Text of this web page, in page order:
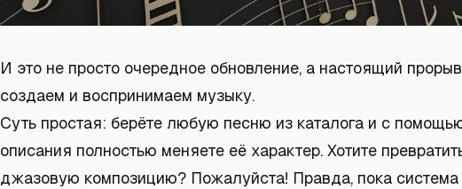
И это не просто очередное обновление, а настоящий
создаем и воспринимаем музыку.
Суть простая: берёте любую песню из каталога и с
описания полностью меняете её характер. Хотите
джазовую композицию? Пожалуйста! Правда, пока система